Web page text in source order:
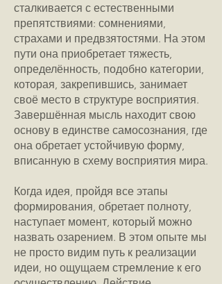
сталкивается с естественными
препятствиями: сомнениями,
страхами и предвзятостями. На этом
пути она приобретает тяжесть,
определённость, подобно категории,
которая, закрепившись, занимает
своё место в структуре восприятия.
Завершённая мысль находит свою
основу в единстве самосознания, где
она обретает устойчивую форму,
вписанную в схему восприятия мира.
Когда идея, пройдя все этапы
формирования, обретает полноту,
наступает момент, который можно
назвать озарением. В этом опыте мы
не просто видим путь к реализации
идеи, но ощущаем стремление к его